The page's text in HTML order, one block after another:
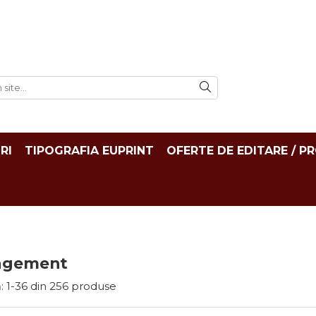
TIPOGRAFIA EUPRINT OFERTE DE EDITARE /
1-36 din 256 produse